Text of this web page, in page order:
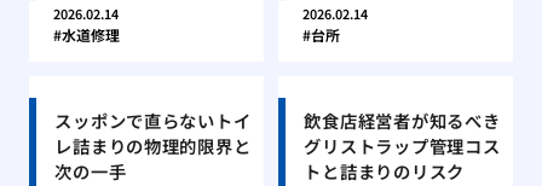
2026.02.14
水道修理
2026.02.14
台所
スッポンで直らないトイ
レ詰まりの物理的限界と
次の一手
飲食店経営者が知るべき
グリストラップ管理コス
トと詰まりのリスク